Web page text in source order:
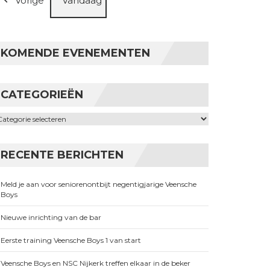
KOMENDE EVENEMENTEN
CATEGORIEËN
RECENTE BERICHTEN
Meld je aan voor seniorenontbijt negentigjarige Veensche
Boys
Nieuwe inrichting van de bar
Eerste training Veensche Boys 1 van start
Veensche Boys en NSC Nijkerk treffen elkaar in de beker